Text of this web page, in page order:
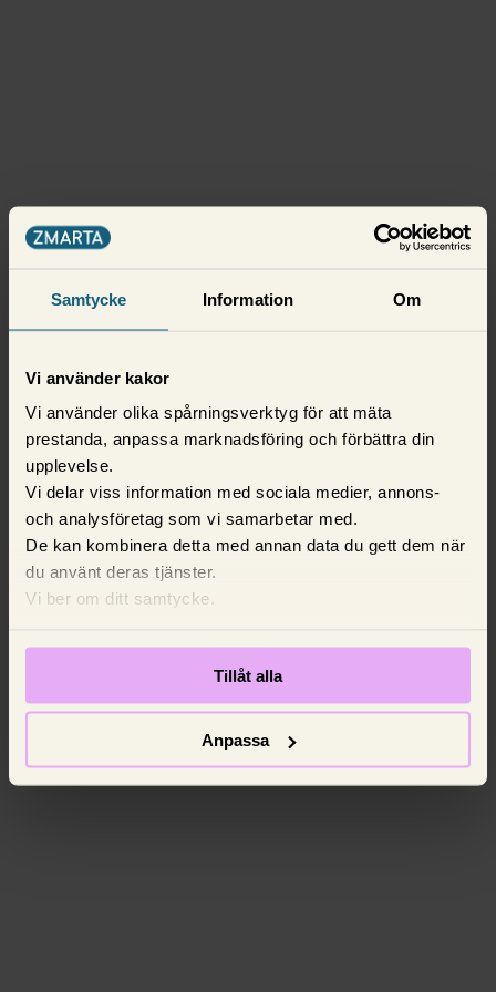
Samtycke Information Om
Vi använder kakor
Vi använder olika spårningsverktyg för att mäta
prestanda, anpassa marknadsföring och förbättra din
upplevelse.
Vi delar viss information med sociala medier, annons-
och analysföretag som vi samarbetar med.
De kan kombinera detta med annan data du gett dem när
du använt deras tjänster.
Vi ber om ditt samtycke.
Tillåt alla
Anpassa